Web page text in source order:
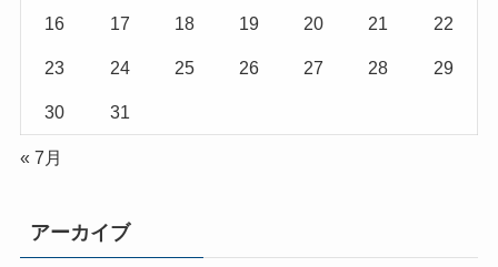
16 17 18 19 20 21 22
23 24 25 26 27 28 29
30 31
« 7月
アーカイブ